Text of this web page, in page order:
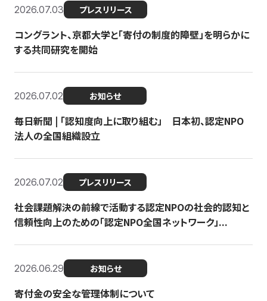
2026.07.03 プレスリリース
コングラント、京都大学と「寄付の制度的障壁」を明らかに
する共同研究を開始
2026.07.02 お知らせ
毎日新聞 | 「認知度向上に取り組む」 日本初、認定NPO
法人の全国組織設立
2026.07.02 プレスリリース
社会課題解決の前線で活動する認定NPOの社会的認知と
信頼性向上のための「認定NPO全国ネットワーク」...
2026.06.29 お知らせ
寄付金の安全な管理体制について